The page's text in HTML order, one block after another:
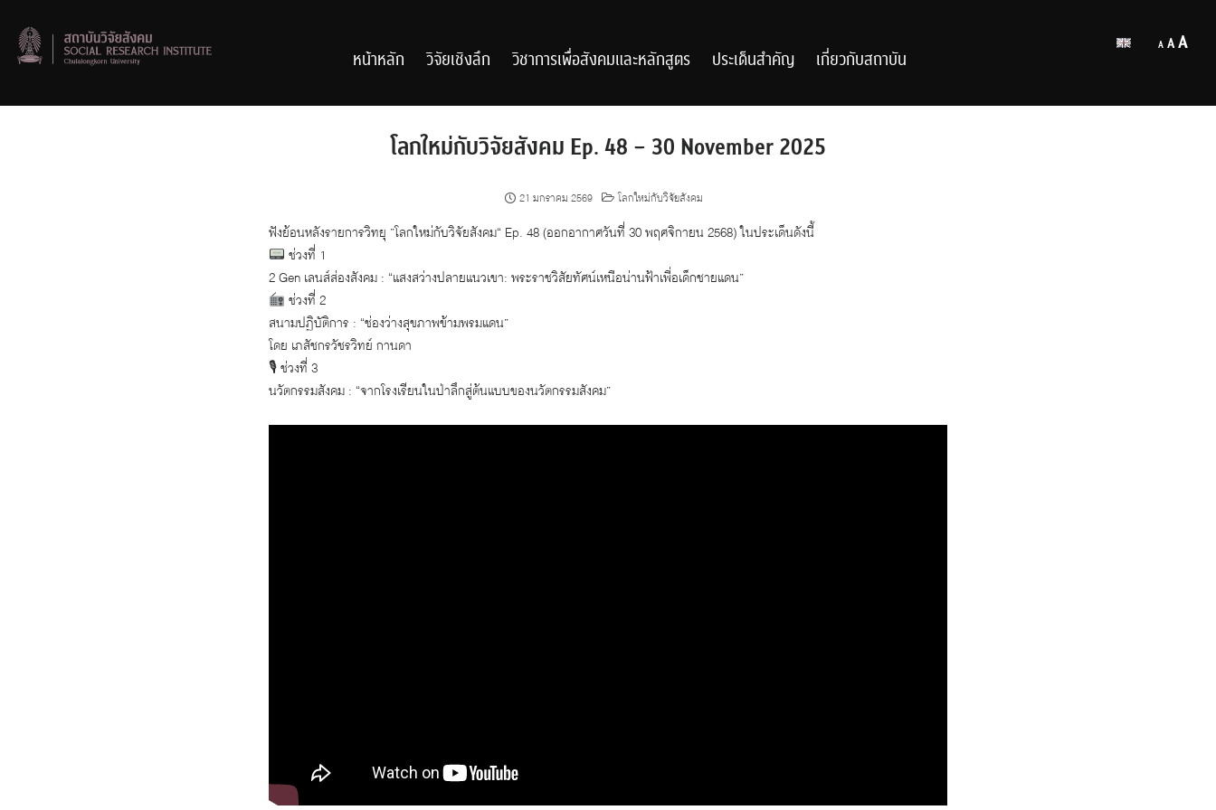
content
หน้าหลัก วิจัยเชิงลึก วิชาการเพื่อสังคมและหลักสูตร ประเด็นสำคัญ เกี่ยวกับสถาบัน
A
Decrease
font
AReset
A
โลกใหม่กับวิจัยสังคม Ep. 48 – 30 November 2025
21 มกราคม 2569 โลกใหม่กับวิจัยสังคม
ฟังย้อนหลังรายการวิทยุ ”โลกใหม่กับวิจัยสังคม“ Ep. 48 (ออกอากาศวันที่ 30 พฤศจิกายน 2568) ในประเด็นดังนี้
ช่วงที่ 1
2 Gen เลนส์ส่องสังคม : “แสงสว่างปลายแนวเขา: พระราชวิสัยทัศน์เหนือน่านฟ้าเพื่อเด็กชายแดน”
ช่วงที่ 2
สนามปฏิบัติการ : “ช่องว่างสุขภาพข้ามพรมแดน”
โดย เภสัชกรวัชรวิทย์ กานดา
🎙 ช่วงที่ 3
นวัตกรรมสังคม : “จากโรงเรียนในป่าลึกสู่ต้นแบบของนวัตกรรมสังคม”